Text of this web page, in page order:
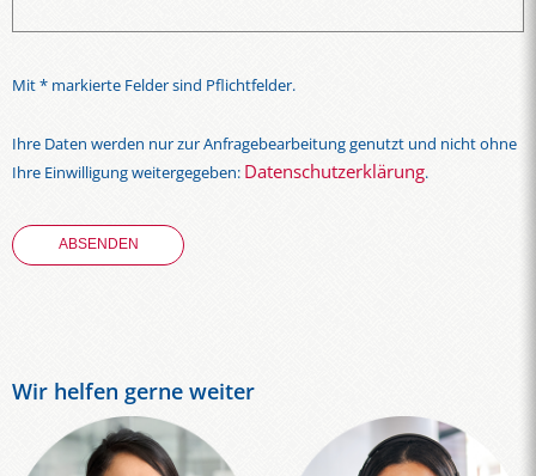
Mit * markierte Felder sind Pflichtfelder.
Ihre Daten werden nur zur Anfragebearbeitung genutzt und nicht ohne
Ihre Einwilligung weitergegeben: Datenschutzerklärung.
Wir helfen gerne weiter